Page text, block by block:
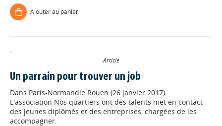
Ajouter au panier
Article
Un parrain pour trouver un job
Dans Paris-Normandie Rouen (26 janvier 2017)
L'association Nos quartiers ont des talents met en contact
des jeunes diplômés et des entreprises, chargées de les
accompagner.